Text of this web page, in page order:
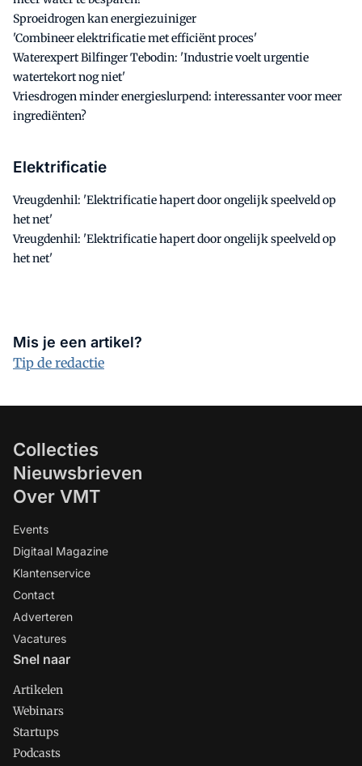
Sproeidrogen kan energiezuiniger
'Combineer elektrificatie met efficiënt proces'
Waterexpert Bilfinger Tebodin: 'Industrie voelt urgentie
watertekort nog niet'
Vriesdrogen minder energieslurpend: interessanter voor meer
ingrediënten?
Elektrificatie
Vreugdenhil: 'Elektrificatie hapert door ongelijk speelveld op
het net'
Vreugdenhil: 'Elektrificatie hapert door ongelijk speelveld op
het net'
Mis je een artikel?
Tip de redactie
Collecties
Nieuwsbrieven
Over VMT
Events
Digitaal Magazine
Klantenservice
Contact
Adverteren
Vacatures
Snel naar
Artikelen
Webinars
Startups
Podcasts